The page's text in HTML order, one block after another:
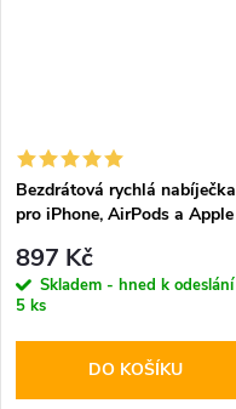
Bezdrátová rychlá nabíječka
pro iPhone, AirPods a Apple
MagSafe Wireless Charger
White
897 Kč
Skladem - hned k odeslání
5 ks
DO KOŠÍKU